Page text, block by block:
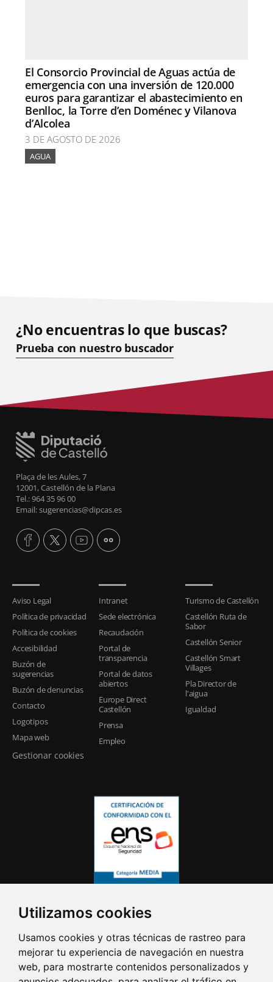
Utilizamos cookies
Usamos cookies y otras técnicas de rastreo para
mejorar tu experiencia de navegación en nuestra
web, para mostrarte contenidos personalizados y
El Consorcio Provincial de Aguas actúa de
emergencia con una inversión de 120.000
euros para garantizar el abastecimiento en
Benlloc, la Torre d’en Doménec y Vilanova
d’Alcolea
3 DE AGOSTO DE 2026
AGUA
¿No encuentras lo que buscas?
Prueba con nuestro buscador
Plaça de les Aules, 7
12001, Castellón de la Plana
Tel.: 964 35 96 00
Email: sugerencias@dipcas.es
Aviso Legal
Política de privacidad
Política de cookies
Accesibilidad
Buzón de
sugerencias
Buzón de denuncias
Contacto
Logotipos
Mapa web
Gestionar cookies
Intranet
Sede electrónica
Recaudación
Portal de
transparencia
Portal de datos
abiertos
Europe Direct
Castellón
Prensa
Empleo
Turismo de Castellón
Castellón Ruta de
Sabor
Castellón Senior
Castellón Smart
Villages
Pla Director de
l'aigua
Igualdad